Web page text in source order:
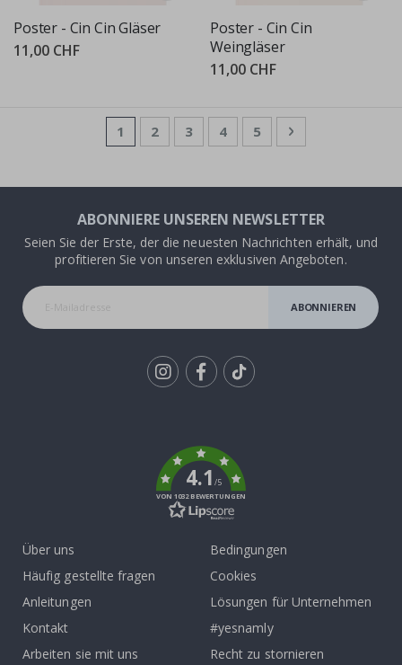
Poster - Cin Cin Gläser
11,00 CHF
Poster - Cin Cin
Weingläser
11,00 CHF
Seite
Sie lesen gerade die Seite
1 Seite
2 Seite
3 Seite
4 Seite
5 Seite
Weiter
ABONNIERE UNSEREN NEWSLETTER
Seien Sie der Erste, der die neuesten Nachrichten erhält, und
profitieren Sie von unseren exklusiven Angeboten.
ABONNIEREN
4.1/5
VON 1032 BEWERTUNGEN
Über uns
Häufig gestellte fragen
Anleitungen
Kontakt
Arbeiten sie mit uns
Bedingungen
Cookies
Lösungen für Unternehmen
#yesnamly
Recht zu stornieren